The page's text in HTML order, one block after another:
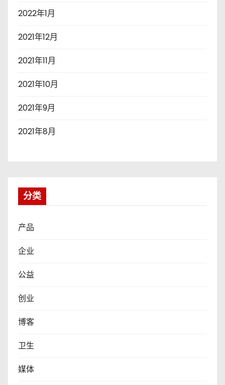
2022年1月
2021年12月
2021年11月
2021年10月
2021年9月
2021年8月
分类
产品
企业
公益
创业
博客
卫生
媒体